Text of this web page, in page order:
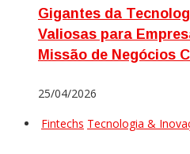
Gigantes da
Valiosas para
Missão de Negócios
25/04/2026
Fintechs Tecnologia &